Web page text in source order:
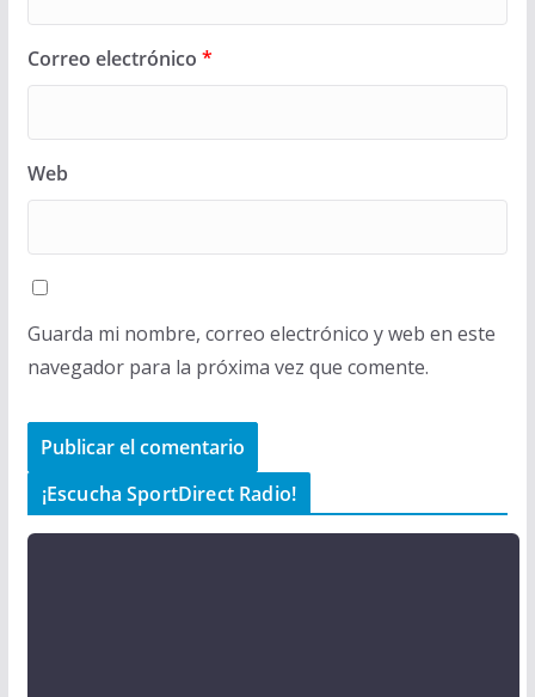
Correo electrónico *
Web
Guarda mi nombre, correo electrónico y web en este
navegador para la próxima vez que comente.
¡Escucha SportDirect Radio!